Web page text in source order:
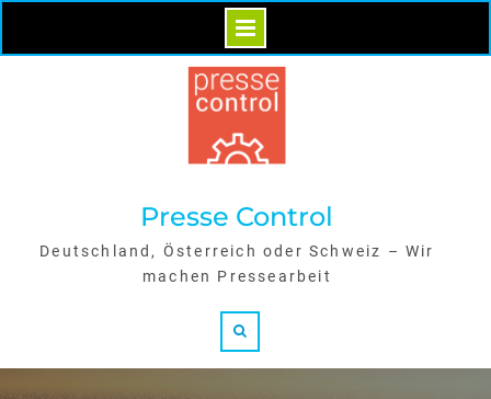
Skip
Presse Control
Deutschland, Österreich oder Schweiz – Wir
machen Pressearbeit